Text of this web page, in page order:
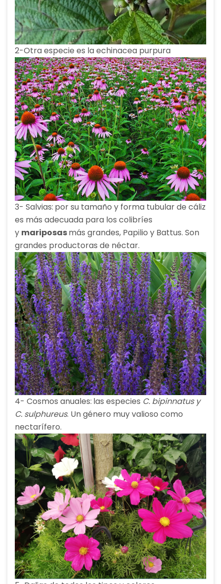
2-Otra especie es la echinacea purpura
3- Salvias: por su tamaño y forma tubular de cáliz
es más adecuada para los colibríes
y mariposasmás grandes, Papilio y Battus. Son
grandes productoras de néctar.
4- Cosmos anuales: las especies C. bipinnatus y
C. sulphureus. Un género muy valioso como
nectarífero.